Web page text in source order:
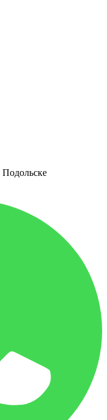
Подольске